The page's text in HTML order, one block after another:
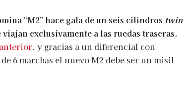
“M2” hace gala de un seis cilindros twin
exclusivamente a las ruedas traseras.
, y gracias a un diferencial con
6 marchas el nuevo M2 debe ser un misil